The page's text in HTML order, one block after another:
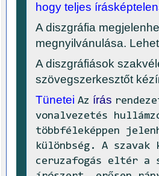
hogy teljes
A diszgráfia
megnyilvánulása.
A diszgráfiások
szövegszerkesztőt
Tünetei Az írás
vonalvezetés
többféleképpen
különbség. A
ceruzafogás eltér a